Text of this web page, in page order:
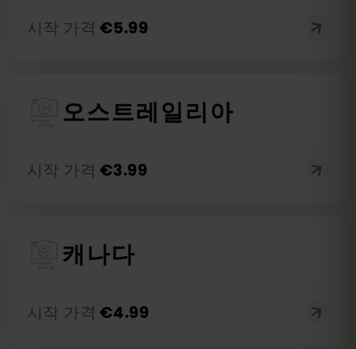
시작 가격 €5.99
오스트레일리아
시작 가격 €3.99
캐나다
시작 가격 €4.99